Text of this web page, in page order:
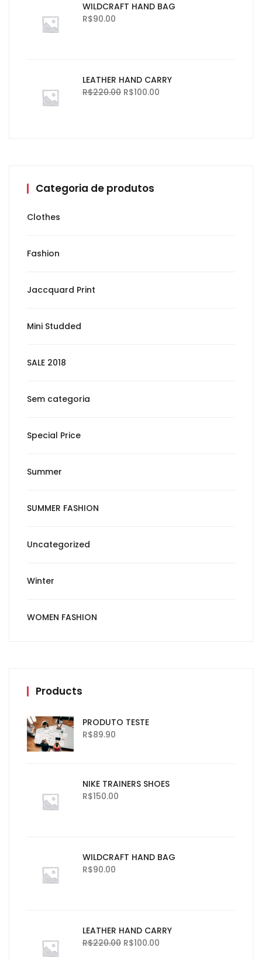
WILDCRAFT HAND BAG
R$90.00
LEATHER HAND CARRY
R$220.00 R$100.00
Categoria de produtos
Clothes
Fashion
Jaccquard Print
Mini Studded
SALE 2018
Sem categoria
Special Price
Summer
SUMMER FASHION
Uncategorized
Winter
WOMEN FASHION
Products
PRODUTO TESTE
R$89.90
NIKE TRAINERS SHOES
R$150.00
WILDCRAFT HAND BAG
R$90.00
LEATHER HAND CARRY
R$220.00 R$100.00